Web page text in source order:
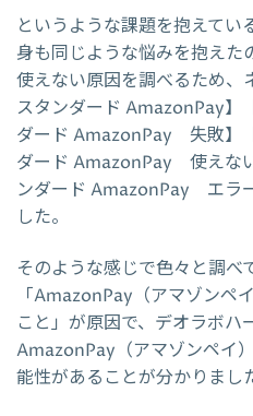
というような課題を抱えてい
身も同じような悩みを抱え
使えない原因を調べるため、
スタンダード AmazonPay】
ダード AmazonPay 失敗】
ダード AmazonPay 使えな
ンダード AmazonPay エラ
した。
そのような感じで色々と調べ
「AmazonPay（アマゾンペ
こと」が原因で、デオラボ
AmazonPay（アマゾンペイ
能性があることが分かりまし